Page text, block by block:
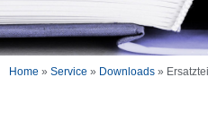
Home » Service » Downloads »